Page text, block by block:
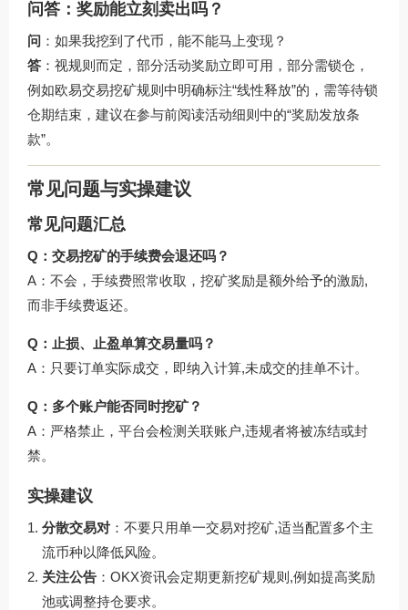
问答：奖励能立刻卖出吗？
问 ：如果我挖到了代币，能不能马上变现？
答 ：视规则而定，部分活动奖励立即可用，部分需锁仓，
例如欧易交易挖矿规则 中明确标注“线性释放”的，需等待锁
仓期结束，建议在参与前阅读活动细则中的“奖励发放条
款”。
常见问题与实操建议
常见问题汇总
Q：交易挖矿的手续费会退还吗？
A：不会，手续费照常收取，挖矿奖励是额外给予的激励,
而非手续费返还。
Q：止损、止盈单算交易量吗？
A：只要订单实际成交，即纳入计算,未成交的挂单不计。
Q：多个账户能否同时挖矿？
A：严格禁止，平台会检测关联账户,违规者将被冻结或封
禁。
实操建议
分散交易对 ：不要只用单一交易对挖矿,适当配置多个主
流币种以降低风险。
关注公告 ：OKX资讯会定期更新挖矿规则,例如提高奖励
池或调整持仓要求。